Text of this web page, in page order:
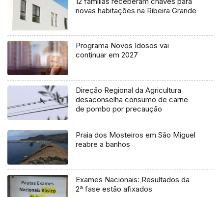
novas habitações na Ribeira Grande
Programa Novos Idosos vai
continuar em 2027
Direção Regional da Agricultura
desaconselha consumo de carne
de pombo por precaução
Praia dos Mosteiros em São Miguel
reabre a banhos
Exames Nacionais: Resultados da
2ª fase estão afixados